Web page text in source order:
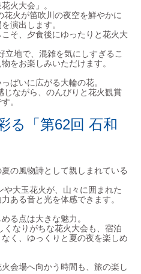
火大会」。
火が笛吹川の夜空を鮮やかに
演出します。
そ、夕食後にゆったりと花火大
立地で、混雑を気にしすぎるこ
をお楽しみいただけます。
ぱいに広がる大輪の花。
じながら、のんびりと花火観賞
。
る「第62回 石和
の風物詩として親しまれている
大玉花火が、山々に囲まれた
ある音と光を体感できます。
る点は大きな魅力。
なりがちな花火大会も、宿泊
く、ゆっくりと夏の夜を楽しめ
会場へ向かう時間も、旅の楽し